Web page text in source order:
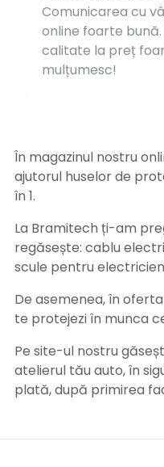
Comunicarea cu
online foarte bună.
calitate la preț
mulțumesc!
În magazinul nostru
ajutorul huselor de
în 1.
La Bramitech ți-am
regăsește: cablu
scule pentru
De asemenea, în
te protejezi în munca
Pe site-ul nostru
atelierul tău auto, în
plată, după primirea